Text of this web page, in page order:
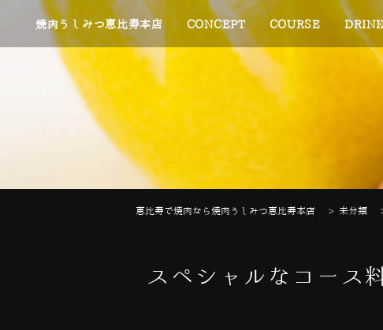
焼肉うしみつ恵比寿本店 CONCEPT COURSE
恵比寿で焼肉なら焼肉うしみつ恵比寿本店 > 未分類
スペシャルなコース